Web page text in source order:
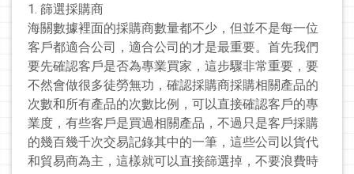
1. 篩選採購商
海關數據裡面的採購商數量都不少，但並不是每一位
客戶都適合公司，適合公司的才是最重要。首先我們
要先確認客戶是否為專業買家，這步驟非常重要，要
不然會做很多徒勞無功，確認採購商採購相關產品的
次數和所有產品的次數比例，可以直接確認客戶的專
業度，有些客戶是買過相關產品，不過只是客戶採購
的幾百幾千次交易記錄其中的一筆，這些公司以貨代
和貿易商為主，這樣就可以直接篩選掉，不要浪費時